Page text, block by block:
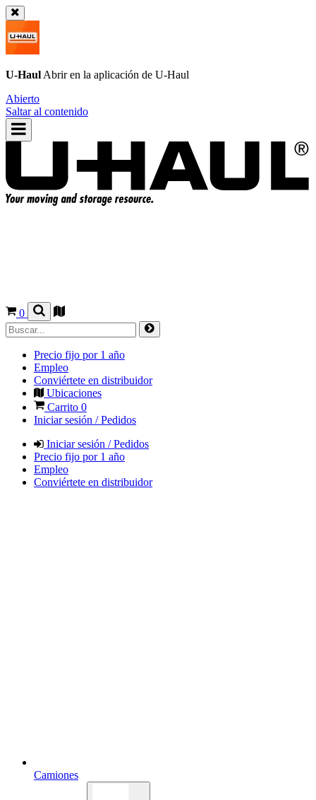
U-Haul Abrir en la aplicación de U-Haul
Abierto
Saltar al contenido
0
Precio fijo por 1 año
Empleo
Conviértete en distribuidor
Ubicaciones
Carrito 0
Iniciar sesión / Pedidos
Iniciar sesión / Pedidos
Precio fijo por 1 año
Empleo
Conviértete en distribuidor
Camiones